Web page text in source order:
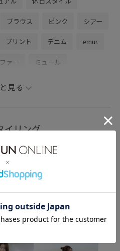
ブラウス ピンク シアー
プリント デニム emur
ァー ミュール
春コーデ
女子会コーデ
イル カジュアルコーデ
デニムパンツ バッグ
ン雑貨 ベルト 財布/小物
GDS25500 GIN25000
見る
イリング